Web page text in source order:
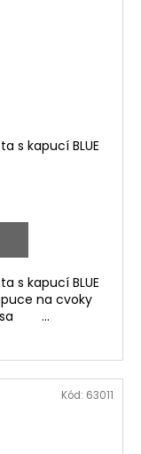
s kapucí BLUE
s kapucí BLUE
na cvoky
...
Kód: 63011